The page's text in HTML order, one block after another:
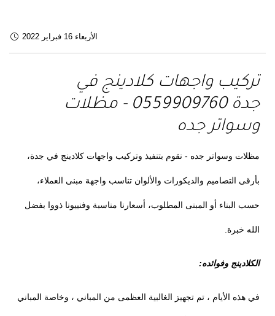
الأربعاء 16 فبراير 2022
تركيب واجهات كلادينج في
جدة 0559909760 - مظلات
وسواتر جده
مظلات وسواتر جده - نقوم بتنفيذ وتركيب واجهات كلادينج في جدة،
بأرقى التصاميم والديكورات والألوان تناسب واجهة مبنى العملاء،
حسب البناء أو المبنى المطلوب، أسعارنا مناسبة وفنييونا ذووا بفضل
الله خبرة.
الكلادينج وفوائده:
في هذه الأيام ، تم تجهيز الغالبية العظمى من المباني ، وخاصة المباني